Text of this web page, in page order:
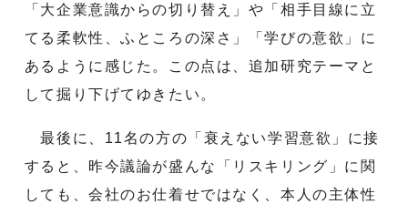
「大企業意識からの切り替え」や「相手目線に立
てる柔軟性、ふところの深さ」「学びの意欲」に
あるように感じた。この点は、追加研究テーマと
して掘り下げてゆきたい。
最後に、11名の方の「衰えない学習意欲」に接
すると、昨今議論が盛んな「リスキリング」に関
しても、会社のお仕着せではなく、本人の主体性